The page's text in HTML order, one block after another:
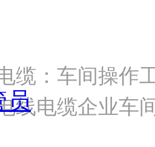
缆：车间操作
线电缆企业
员